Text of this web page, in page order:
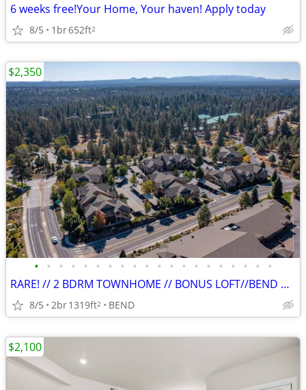
6 weeks free!Your Home, Your haven! Apply today
8/5 1br652ft2
• • • • • • • • • • • • • • • • • • • •
RARE! // 2 BDRM TOWNHOME // BONUS LOFT//BEND WEST SIDE//PETS WELCOME
8/5 2br1319ft2 BEND
$2,350
$2,100